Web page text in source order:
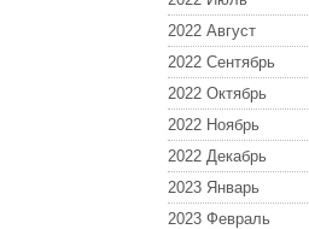
2022 Август
2022 Сентябрь
2022 Октябрь
2022 Ноябрь
2022 Декабрь
2023 Январь
2023 Февраль